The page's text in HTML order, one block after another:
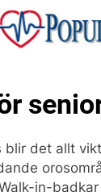
det allt
in-